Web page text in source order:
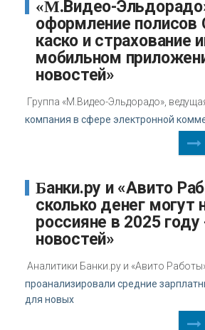
«М.Видео-Эльдорадо» начало
оформление
каско и страхование
мобильном
новостей»
Группа «М.Видео-Эльдорадо»,
компания в сфере электронной
Банки.ру и «Авито Работа»:
сколько денег могут
россияне в 2025
новостей»
Аналитики Банки.ру и «Авито
проанализировали средние
для новых